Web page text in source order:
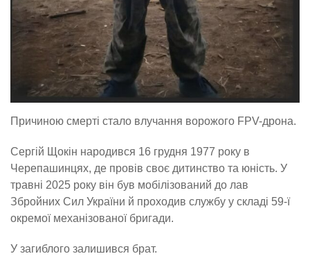
Причиною смерті стало влучання ворожого FPV-дрона.
Сергій Щокін народився 16 грудня 1977 року в
Черепашинцях, де провів своє дитинство та юність. У
травні 2025 року він був мобілізований до лав
Збройних Сил України й проходив службу у складі 59-ї
окремої механізованої бригади.
У загиблого залишився брат.